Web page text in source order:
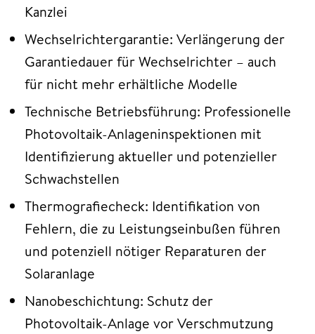
Kanzlei
Wechselrichtergarantie: Verlängerung der
Garantiedauer für Wechselrichter – auch
für nicht mehr erhältliche Modelle
Technische Betriebsführung: Professionelle
Photovoltaik-Anlageninspektionen mit
Identifizierung aktueller und potenzieller
Schwachstellen
Thermografiecheck: Identifikation von
Fehlern, die zu Leistungseinbußen führen
und potenziell nötiger Reparaturen der
Solaranlage
Nanobeschichtung: Schutz der
Photovoltaik-Anlage vor Verschmutzung